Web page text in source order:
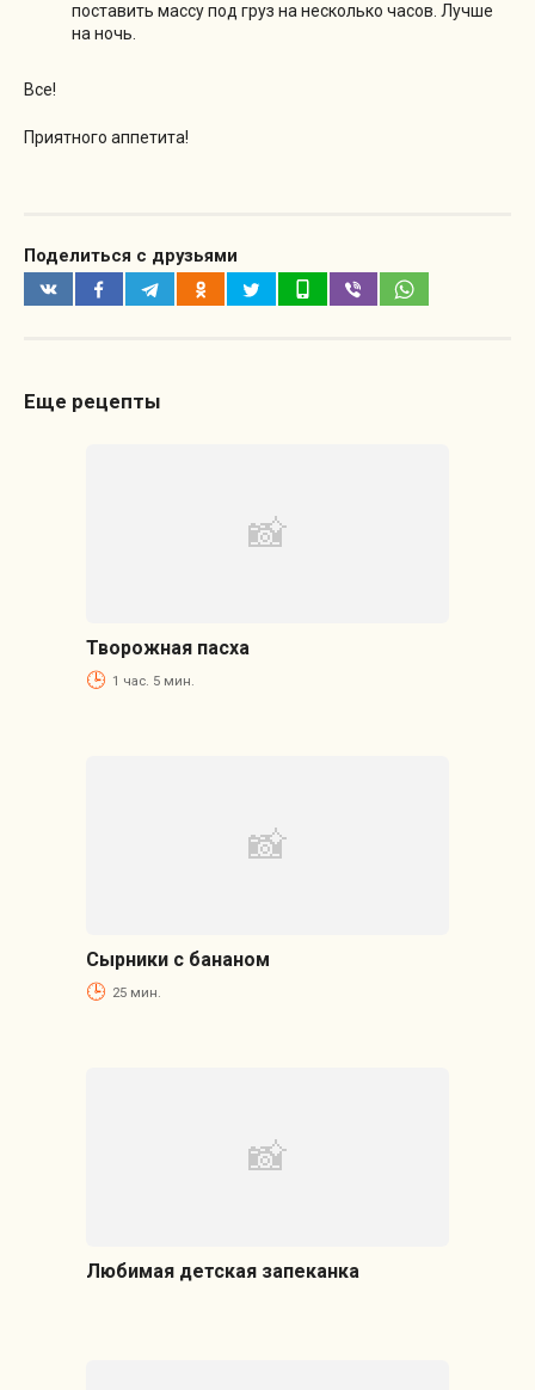
поставить массу под груз на несколько часов. Лучше
на ночь.
Все!
Приятного аппетита!
Поделиться с друзьями
Еще рецепты
Творожная пасха
1 час. 5 мин.
Сырники с бананом
25 мин.
Любимая детская запеканка